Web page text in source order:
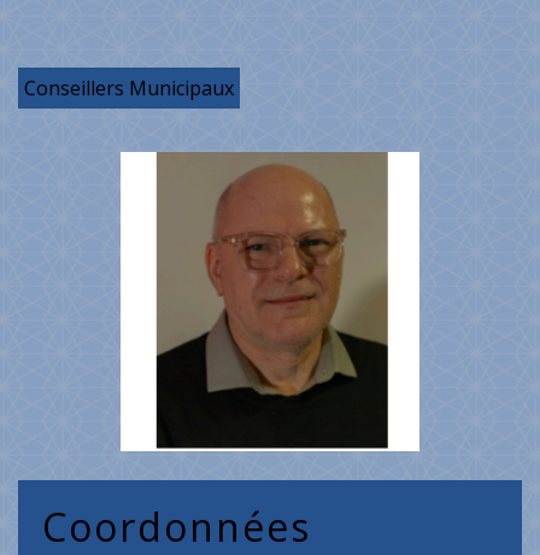
Conseillers Municipaux
Coordonnées